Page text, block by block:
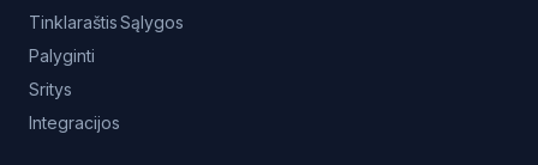
Tinklaraštis
Palyginti
Sritys
Integracijos
Sąlygos